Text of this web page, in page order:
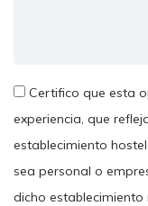
Certifico que esta
experiencia, que
establecimiento
sea personal o
dicho